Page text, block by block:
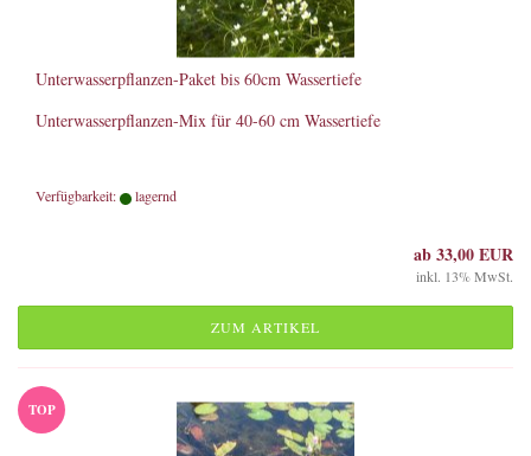
Unterwasserpflanzen-Paket bis 60cm Wassertiefe
Unterwasserpflanzen-Mix für 40-60 cm Wassertiefe
Verfügbarkeit: lagernd
ab 33,00 EUR
inkl. 13% MwSt.
ZUM ARTIKEL
TOP